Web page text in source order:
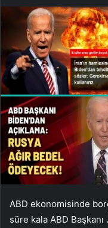
ABD ekonomisinde
süre kala ABD